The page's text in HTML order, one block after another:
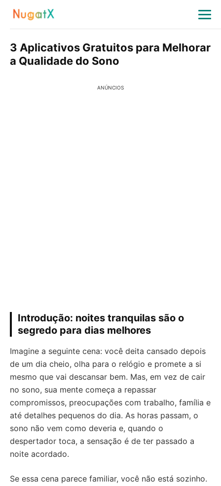
3 Aplicativos Gratuitos para Melhorar
a Qualidade do Sono
ANÚNCIOS
Introdução: noites tranquilas são o
segredo para dias melhores
Imagine a seguinte cena: você deita cansado depois
de um dia cheio, olha para o relógio e promete a si
mesmo que vai descansar bem. Mas, em vez de cair
no sono, sua mente começa a repassar
compromissos, preocupações com trabalho, família e
até detalhes pequenos do dia. As horas passam, o
sono não vem como deveria e, quando o
despertador toca, a sensação é de ter passado a
noite acordado.
Se essa cena parece familiar, você não está sozinho.